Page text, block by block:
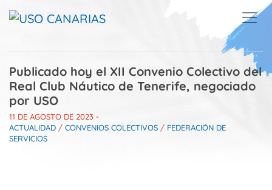
Publicado hoy el XII Convenio Colectivo del
Real Club Náutico de Tenerife, negociado
por USO
11 DE AGOSTO DE 2023 -
ACTUALIDAD / CONVENIOS COLECTIVOS / FEDERACIÓN DE
SERVICIOS